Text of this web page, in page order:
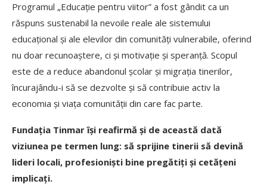
Programul „Educație pentru viitor” a fost gândit ca un
răspuns sustenabil la nevoile reale ale sistemului
educațional și ale elevilor din comunități vulnerabile, oferind
nu doar recunoaștere, ci și motivație și speranță. Scopul
este de a reduce abandonul școlar și migrația tinerilor,
încurajându-i să se dezvolte și să contribuie activ la
economia și viața comunității din care fac parte.
Fundația Tinmar își reafirmă și de această dată
viziunea pe termen lung: să sprijine tinerii să devină
lideri locali, profesioniști bine pregătiți și cetățeni
implicați.